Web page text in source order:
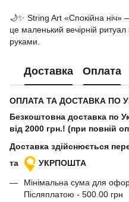
🌙✨ String Art «Спокійна ніч»
це маленький вечірній
руками.
Доставка Оплата
ОПЛАТА ТА ДОСТАВКА ПО
Безкоштовна доставка по
від 2000 грн.! (при повній
Доставка здійснюється
та
УКРПОШТА
Мінімальна сума для
Післяплатою - 500.00 грн